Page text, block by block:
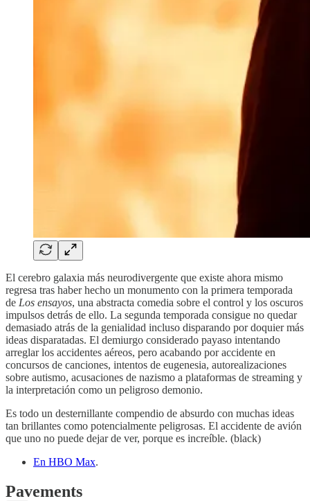
El cerebro galaxia más neurodivergente que existe ahora mismo
regresa tras haber hecho un monumento con la primera temporada
de Los ensayos, una abstracta comedia sobre el control y los oscuros
impulsos detrás de ello. La segunda temporada consigue no quedar
demasiado atrás de la genialidad incluso disparando por doquier más
ideas disparatadas. El demiurgo considerado payaso intentando
arreglar los accidentes aéreos, pero acabando por accidente en
concursos de canciones, intentos de eugenesia, autorealizaciones
sobre autismo, acusaciones de nazismo a plataformas de streaming y
la interpretación como un peligroso demonio.
Es todo un desternillante compendio de absurdo con muchas ideas
tan brillantes como potencialmente peligrosas. El accidente de avión
que uno no puede dejar de ver, porque es increíble. (black)
En HBO Max.
Pavements